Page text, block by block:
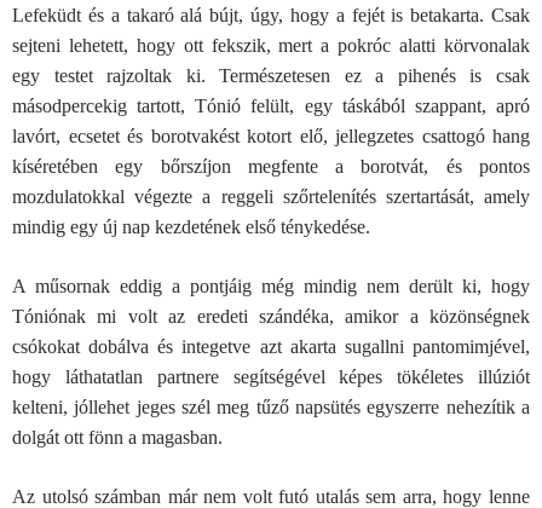
Lefeküdt és a takaró alá bújt, úgy, hogy a fejét is betakarta. Csak
sejteni lehetett, hogy ott fekszik, mert a pokróc alatti körvonalak
egy testet rajzoltak ki. Természetesen ez a pihenés is csak
másodpercekig tartott, Tónió felült, egy táskából szappant, apró
lavórt, ecsetet és borotvakést kotort elő, jellegzetes csattogó hang
kíséretében egy bőrszíjon megfente a borotvát, és pontos
mozdulatokkal végezte a reggeli szőrtelenítés szertartását, amely
mindig egy új nap kezdetének első ténykedése.
A műsornak eddig a pontjáig még mindig nem derült ki, hogy
Tóniónak mi volt az eredeti szándéka, amikor a közönségnek
csókokat dobálva és integetve azt akarta sugallni pantomimjével,
hogy láthatatlan partnere segítségével képes tökéletes illúziót
kelteni, jóllehet jeges szél meg tűző napsütés egyszerre nehezítik a
dolgát ott fönn a magasban.
Az utolsó számban már nem volt futó utalás sem arra, hogy lenne